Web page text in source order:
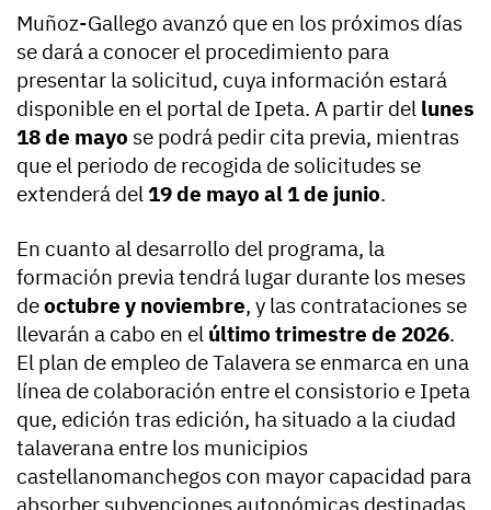
Muñoz-Gallego avanzó que en los próximos días
se dará a conocer el procedimiento para
presentar la solicitud, cuya información estará
disponible en el portal de Ipeta. A partir del lunes
18 de mayo se podrá pedir cita previa, mientras
que el periodo de recogida de solicitudes se
extenderá del 19 de mayo al 1 de junio.
En cuanto al desarrollo del programa, la
formación previa tendrá lugar durante los meses
deoctubre y noviembre, y las contrataciones se
llevarán a cabo en el último trimestre de 2026.
El plan de empleo de Talavera se enmarca en una
línea de colaboración entre el consistorio e Ipeta
que, edición tras edición, ha situado a la ciudad
talaverana entre los municipios
castellanomanchegos con mayor capacidad para
absorber subvenciones autonómicas destinadas